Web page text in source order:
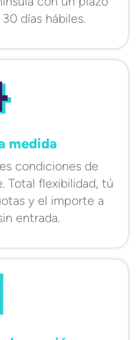
días hábiles.
medida
condiciones de
Total flexibilidad, tú
y el importe a
entrada.